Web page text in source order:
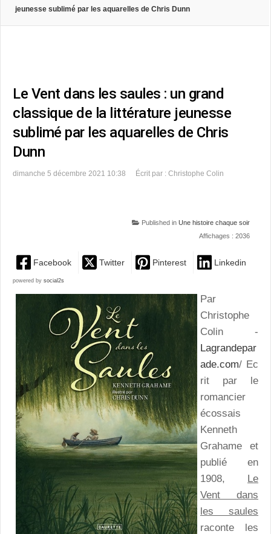
jeunesse sublimé par les aquarelles de Chris Dunn
Le Vent dans les saules : un grand
classique de la littérature jeunesse
sublimé par les aquarelles de Chris
Dunn
dimanche 5 décembre 2021 10:38 Écrit par : Christophe Colin
Published in Une histoire chaque soir
Affichages : 2036
Facebook Twitter Pinterest Linkedin
powered by social2s
Par
Christophe
Colin -
Lagrandepar
ade.com/ Ec
rit par le
romancier
écossais
Kenneth
Grahame et
publié en
1908, Le
Vent dans
les saules
raconte les